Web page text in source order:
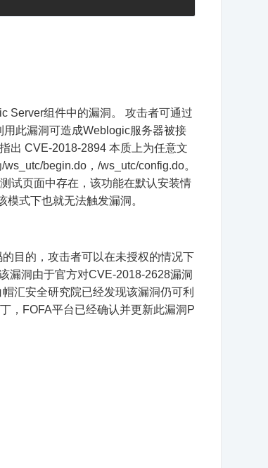
Server组件中的漏洞。 攻击者可通过
此漏洞可造成Weblogic服务器被接
出 CVE-2018-2894 本质上为任意文
begin.do，/ws_utc/config.do。
试页面中存在，该功能在默认安装情
式下也就无法触发漏洞。
目的，攻击者可以在未授权的情况下
漏洞由于官方对CVE-2018-2628漏洞
汇安全研究院已经发现该漏洞仍可利
，FOFA平台已经确认并更新此漏洞P